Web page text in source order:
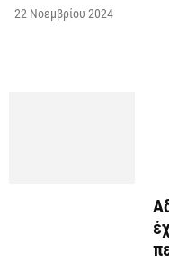
22 Νοεμβρίου 2024